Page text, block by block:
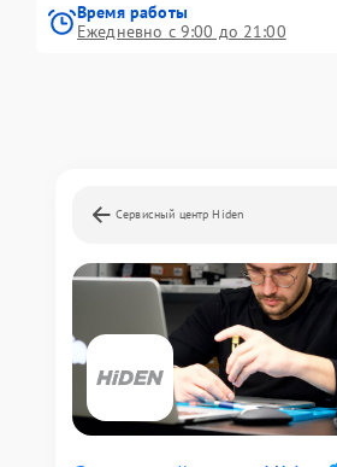
Время работы
Ежедневно с 9:00 до 21:00
Сервисный центр Hiden